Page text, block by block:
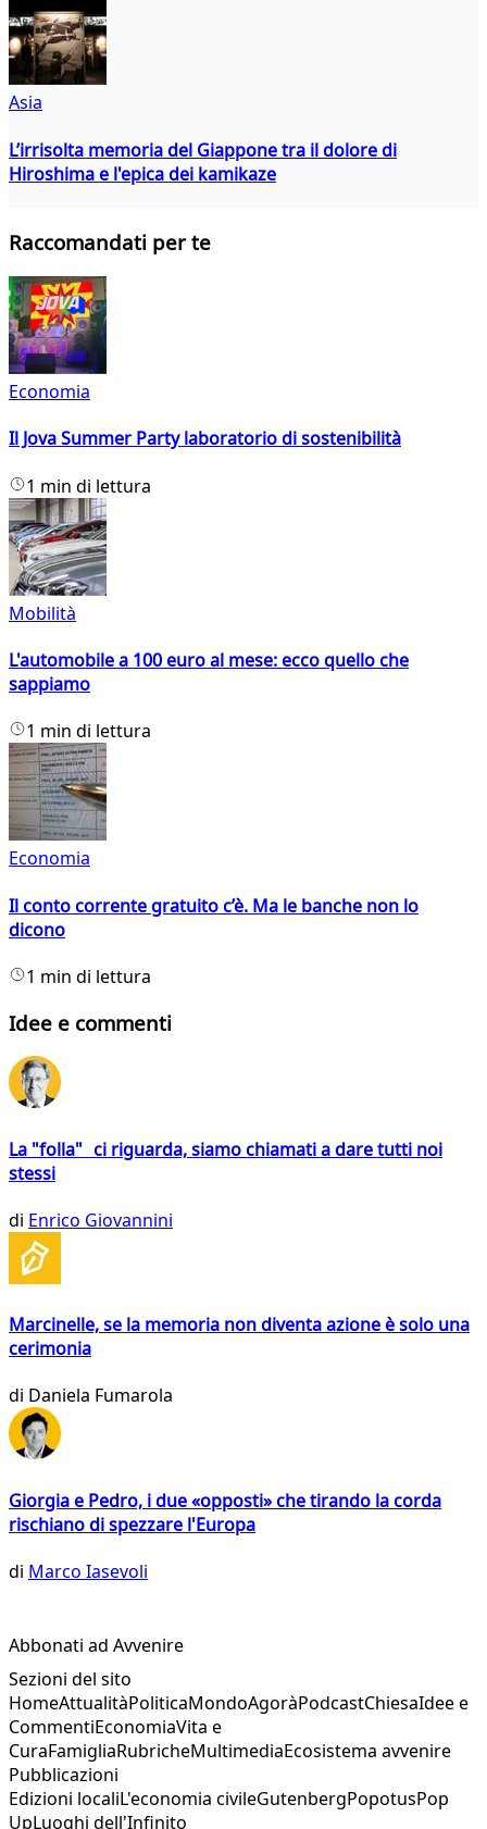
Asia
L’irrisolta memoria del Giappone tra il dolore di
Hiroshima e l'epica dei kamikaze
Raccomandati per te
Economia
Il Jova Summer Party laboratorio di sostenibilità
1 min di lettura
Mobilità
L'automobile a 100 euro al mese: ecco quello che
sappiamo
1 min di lettura
Economia
Il conto corrente gratuito c’è. Ma le banche non lo
dicono
1 min di lettura
Idee e commenti
La "folla" ci riguarda, siamo chiamati a dare tutti noi
stessi
di Enrico Giovannini
Marcinelle, se la memoria non diventa azione è solo una
cerimonia
di Daniela Fumarola
Giorgia e Pedro, i due «opposti» che tirando la corda
rischiano di spezzare l'Europa
di Marco Iasevoli
Abbonati ad Avvenire
Sezioni del sito
HomeAttualitàPoliticaMondoAgoràPodcastChiesaIdee e
CommentiEconomiaVita e
CuraFamigliaRubricheMultimediaEcosistema avvenire
Pubblicazioni
Edizioni localiL'economia civileGutenbergPopotusPop
UpLuoghi dell'Infinito